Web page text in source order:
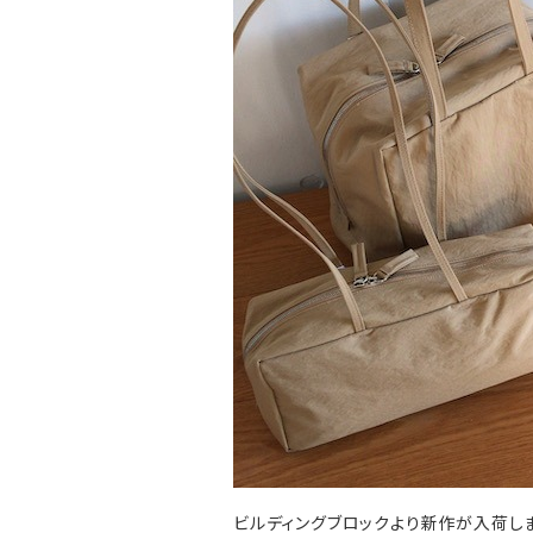
ビルディングブロックより新作が入荷し